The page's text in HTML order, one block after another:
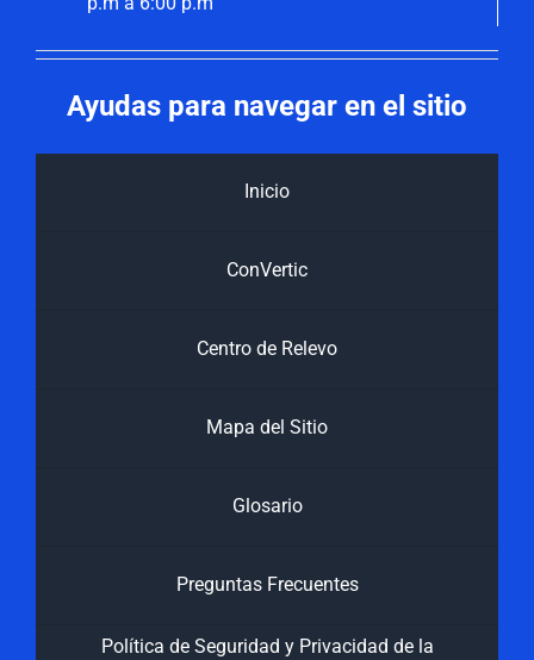
Ayudas para navegar en el sitio
Inicio
ConVertic
Centro de Relevo
Mapa del Sitio
Glosario
Preguntas Frecuentes
Política de Seguridad y Privacidad de la